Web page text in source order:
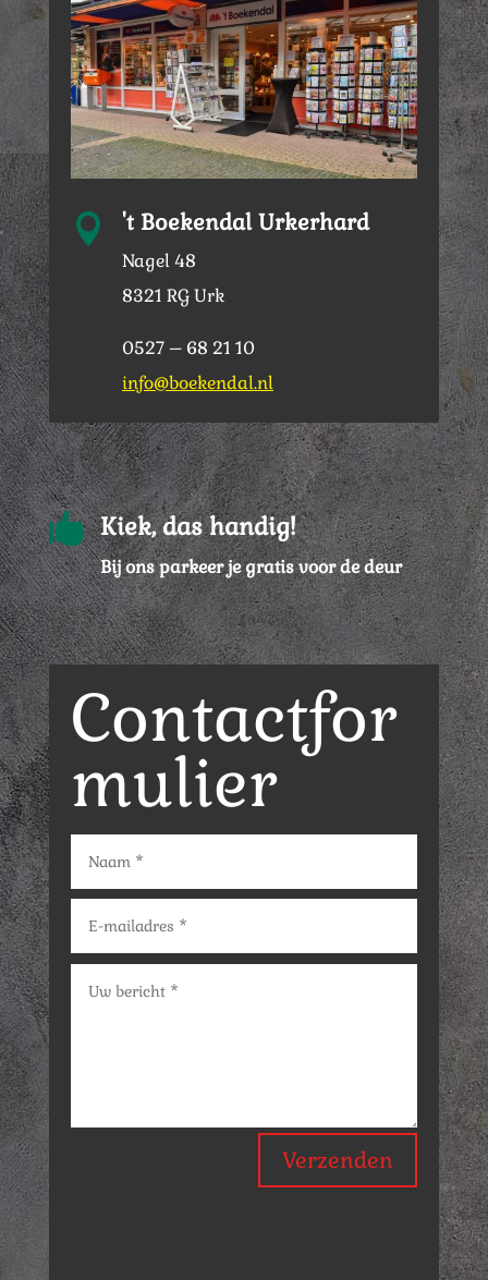
 't Boekendal Urkerhard
Nagel 48
8321 RG Urk
0527 – 68 21 10
info@boekendal.nl
 Kiek, das handig!
Bij ons parkeer je gratis voor de deur
Contactfor
mulier
Verzenden